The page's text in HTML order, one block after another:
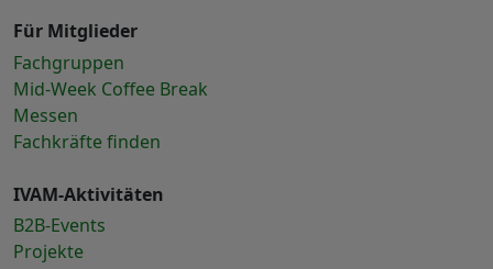
Für Mitglieder
Fachgruppen
Mid-Week Coffee Break
Messen
Fachkräfte finden
IVAM-Aktivitäten
B2B-Events
Projekte